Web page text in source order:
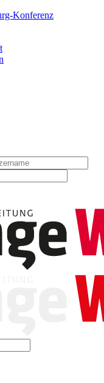
Konferenz